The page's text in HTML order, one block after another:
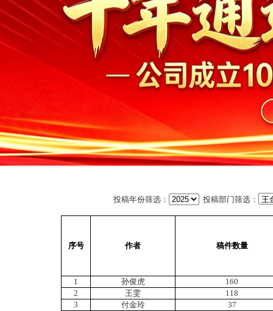
投稿年份筛选： 投稿部门筛选：
序号 作者 稿件数量
1 孙俊虎
160
2
王雯
118
3
付金玲
37